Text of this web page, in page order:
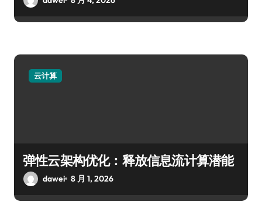
云计算
弹性云架构优化：释放信息流计算潜能
dawei 8 月 1, 2026